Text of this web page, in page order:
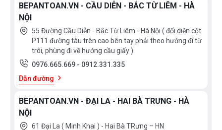
BEPANTOAN.VN - CẦU DIỄN - BẮC TỪ LIÊM - HÀ
NỘI
55 Đường Cầu Diễn - Bắc Từ Liêm - Hà Nội ( đối diện cột
P111 đường tàu trên cao bên tay phải theo hướng đi từ
trôi, phùng đi về hướng cầu giấy )
0976.665.669 - 0912.331.335
Dẫn đường
BEPANTOAN.VN - ĐẠI LA - HAI BÀ TRƯNG - HÀ
NỘI
61 Đại La ( Minh Khai ) - Hai Bà TRưng – HN